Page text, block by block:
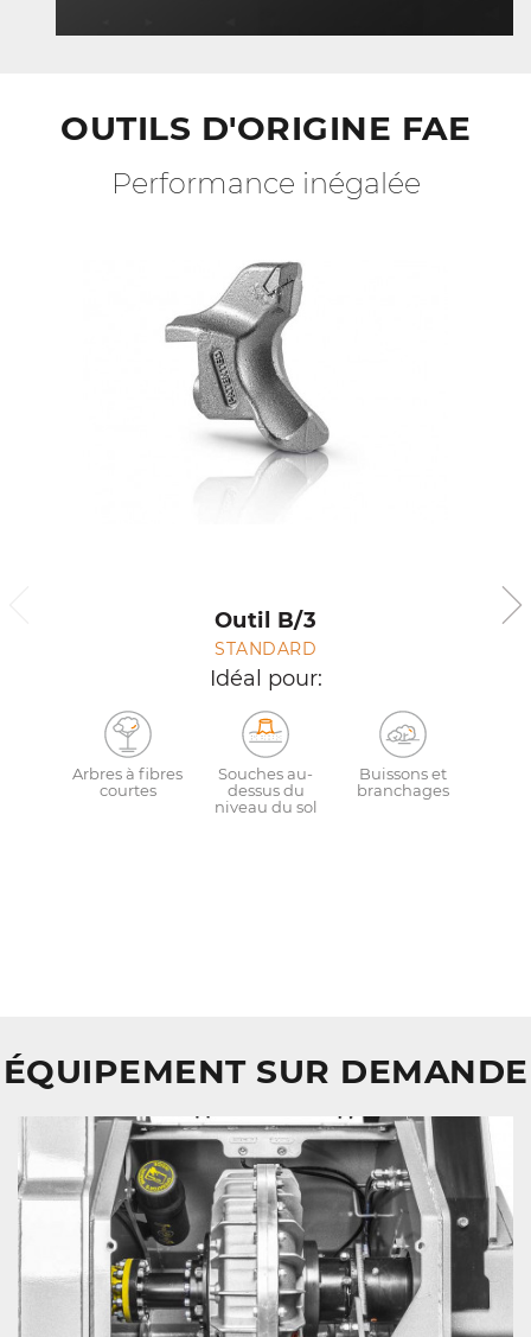
OUTILS D'ORIGINE FAE
Performance inégalée
Outil B/3
STANDARD
Idéal pour:
Arbres à fibres
courtes
Souches au-
dessus du
niveau du sol
Buissons et
branchages
ÉQUIPEMENT SUR DEMANDE